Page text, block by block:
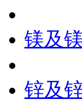
镁及
锌及